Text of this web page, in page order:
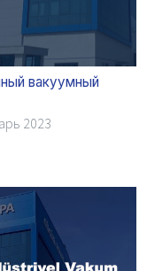
вакуумный
2023